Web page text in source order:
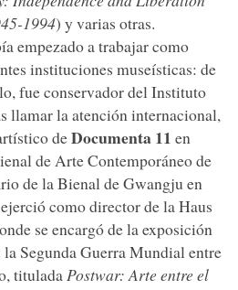
1994) y varias otras.
empezado a trabajar como
instituciones museísticas: de
fue conservador del Instituto
llamar la atención internacional,
deDocumenta 11 en
de Arte Contemporáneo de
de la Bienal de Gwangju en
como director de la Haus
se encargó de la exposición
la Segunda Guerra Mundial entre
titulada Postwar: Arte entre el